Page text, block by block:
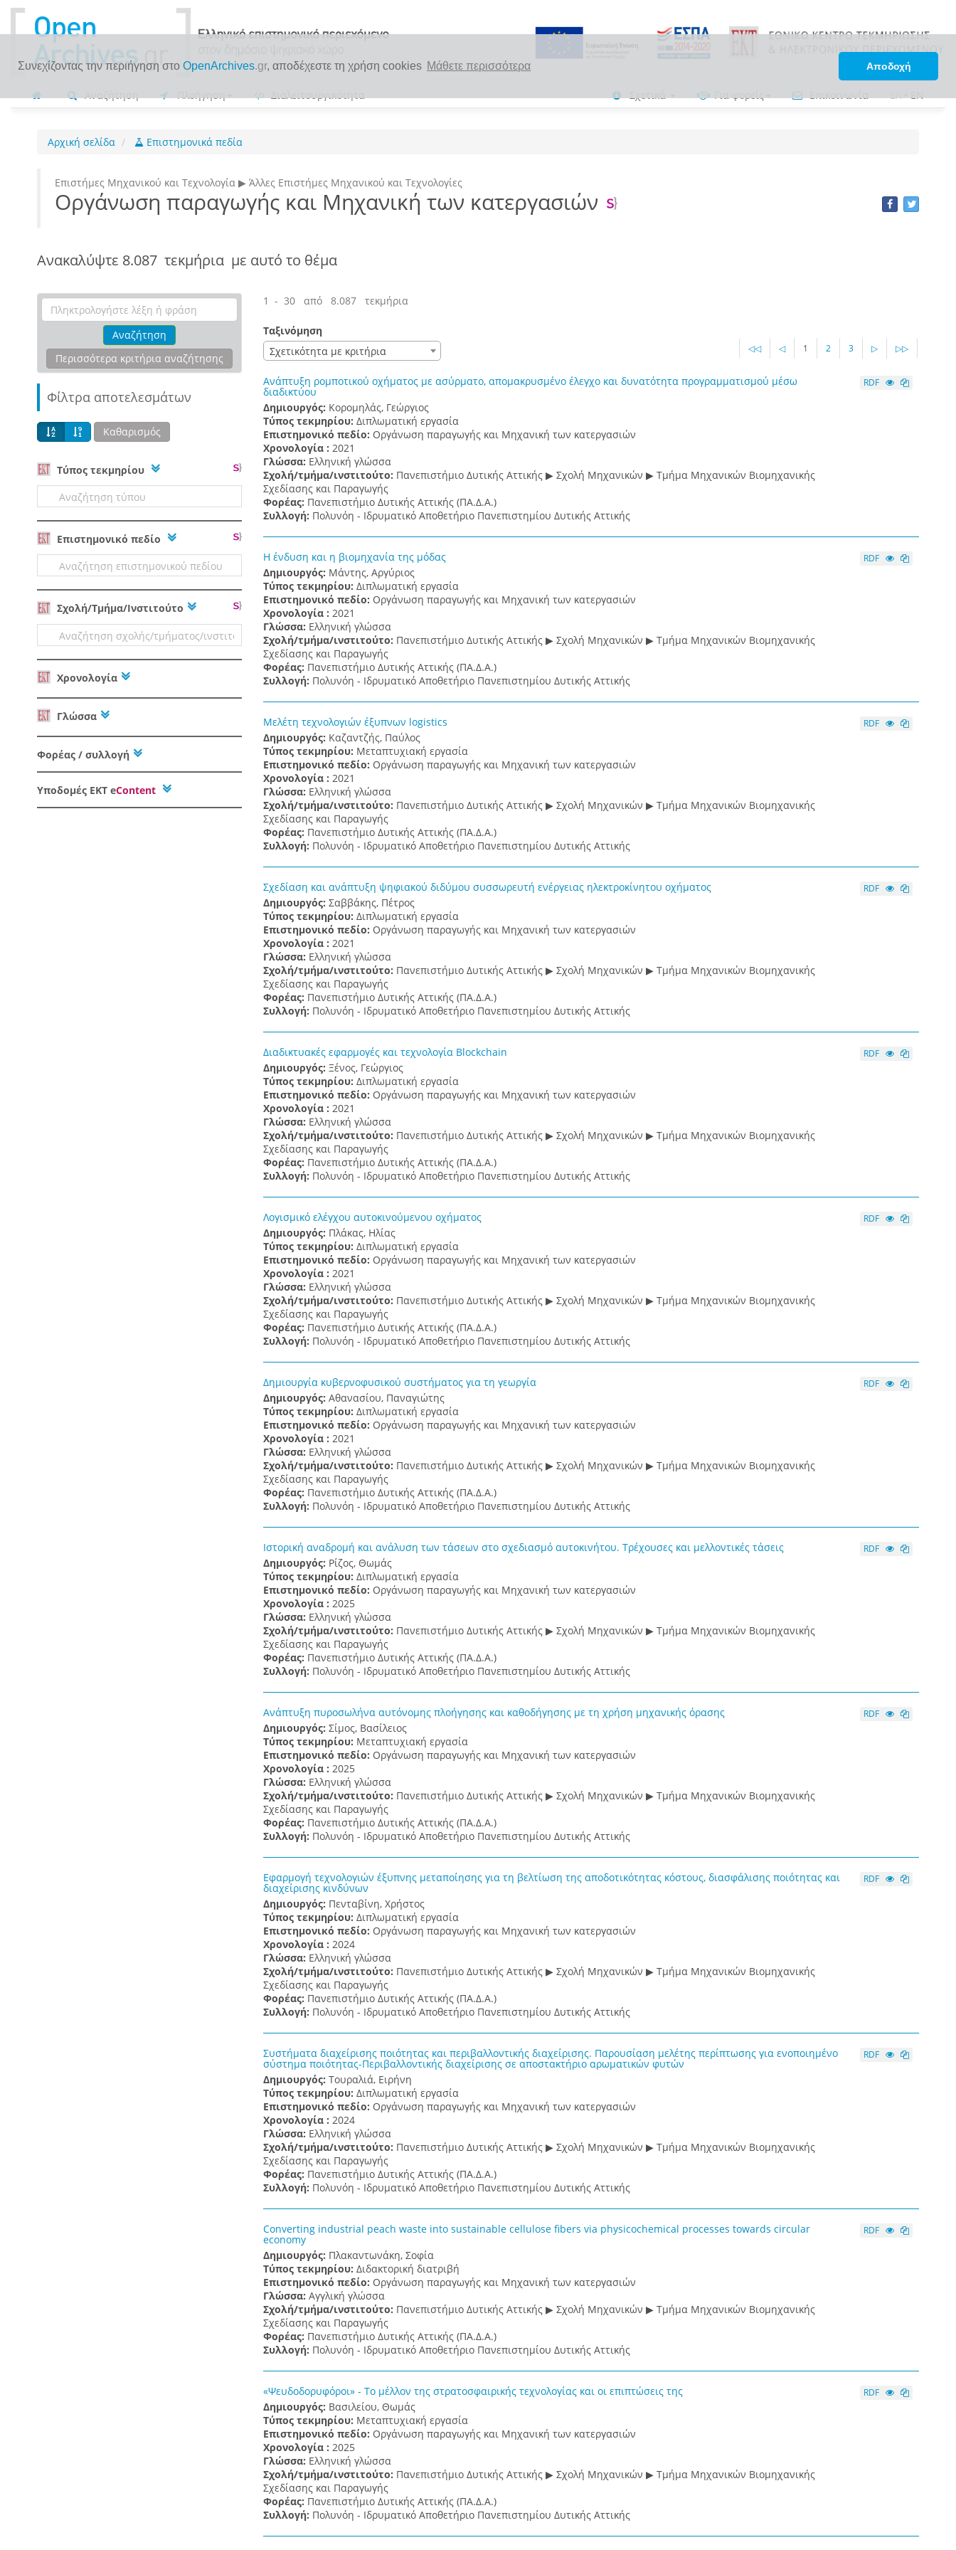
Συνεχίζοντας την περιήγηση στο OpenArchives.gr, αποδέχεστε τη χρήση cookies Μάθετε περισσότερα Αποδοχή
Αναζήτηση Πλοήγηση Διαλειτουργικότητα Σχετικά Για φορείς Επικοινωνία ΕΛ•EN
Αρχική σελίδα Επιστημονικά πεδία
Επιστήμες Μηχανικού και Τεχνολογία ▶ Άλλες Επιστήμες Μηχανικού και Τεχνολογίες
Οργάνωση παραγωγής και Μηχανική των κατεργασιών
Ανακαλύψτε 8.087 τεκμήρια με αυτό το θέμα
Αναζήτηση
Περισσότερα κριτήρια αναζήτησης
Φίλτρα αποτελεσμάτων
Καθαρισμός
Tύπος τεκμηρίου
Επιστημονικό πεδίο
Σχολή/Τμήμα/Ινστιτούτο
Χρονολογία
Γλώσσα
Φορέας / συλλογή
Υποδομές ΕΚΤ eContent
1 - 30 από 8.087 τεκμήρια
Ταξινόμηση
Σχετικότητα με κριτήρια
◁◁ ◁ 1 2 3 ▷ ▷▷
Ανάπτυξη ρομποτικού οχήματος με ασύρματο, απομακρυσμένο έλεγχο και δυνατότητα προγραμματισμού μέσω
διαδικτύου
Δημιουργός: Κορομηλάς, Γεώργιος
Τύπος τεκμηρίου: Διπλωματική εργασία
Επιστημονικό πεδίο: Οργάνωση παραγωγής και Μηχανική των κατεργασιών
Χρονολογία : 2021
Γλώσσα: Ελληνική γλώσσα
Σχολή/τμήμα/ινστιτούτο: Πανεπιστήμιο Δυτικής Αττικής ▶ Σχολή Μηχανικών ▶ Τμήμα Μηχανικών Βιομηχανικής
Σχεδίασης και Παραγωγής
Φορέας: Πανεπιστήμιο Δυτικής Αττικής (ΠΑ.Δ.Α.)
Συλλογή: Πολυνόη - Ιδρυματικό Αποθετήριο Πανεπιστημίου Δυτικής Αττικής
RDF
Η ένδυση και η βιομηχανία της μόδας
Δημιουργός: Μάντης, Αργύριος
Τύπος τεκμηρίου: Διπλωματική εργασία
Επιστημονικό πεδίο: Οργάνωση παραγωγής και Μηχανική των κατεργασιών
Χρονολογία : 2021
Γλώσσα: Ελληνική γλώσσα
Σχολή/τμήμα/ινστιτούτο: Πανεπιστήμιο Δυτικής Αττικής ▶ Σχολή Μηχανικών ▶ Τμήμα Μηχανικών Βιομηχανικής
Σχεδίασης και Παραγωγής
Φορέας: Πανεπιστήμιο Δυτικής Αττικής (ΠΑ.Δ.Α.)
Συλλογή: Πολυνόη - Ιδρυματικό Αποθετήριο Πανεπιστημίου Δυτικής Αττικής
RDF
Μελέτη τεχνολογιών έξυπνων logistics
Δημιουργός: Καζαντζής, Παύλος
Τύπος τεκμηρίου: Μεταπτυχιακή εργασία
Επιστημονικό πεδίο: Οργάνωση παραγωγής και Μηχανική των κατεργασιών
Χρονολογία : 2021
Γλώσσα: Ελληνική γλώσσα
Σχολή/τμήμα/ινστιτούτο: Πανεπιστήμιο Δυτικής Αττικής ▶ Σχολή Μηχανικών ▶ Τμήμα Μηχανικών Βιομηχανικής
Σχεδίασης και Παραγωγής
Φορέας: Πανεπιστήμιο Δυτικής Αττικής (ΠΑ.Δ.Α.)
Συλλογή: Πολυνόη - Ιδρυματικό Αποθετήριο Πανεπιστημίου Δυτικής Αττικής
RDF
Σχεδίαση και ανάπτυξη ψηφιακού διδύμου συσσωρευτή ενέργειας ηλεκτροκίνητου οχήματος
Δημιουργός: Σαββάκης, Πέτρος
Τύπος τεκμηρίου: Διπλωματική εργασία
Επιστημονικό πεδίο: Οργάνωση παραγωγής και Μηχανική των κατεργασιών
Χρονολογία : 2021
Γλώσσα: Ελληνική γλώσσα
Σχολή/τμήμα/ινστιτούτο: Πανεπιστήμιο Δυτικής Αττικής ▶ Σχολή Μηχανικών ▶ Τμήμα Μηχανικών Βιομηχανικής
Σχεδίασης και Παραγωγής
Φορέας: Πανεπιστήμιο Δυτικής Αττικής (ΠΑ.Δ.Α.)
Συλλογή: Πολυνόη - Ιδρυματικό Αποθετήριο Πανεπιστημίου Δυτικής Αττικής
RDF
Διαδικτυακές εφαρμογές και τεχνολογία Blockchain
Δημιουργός: Ξένος, Γεώργιος
Τύπος τεκμηρίου: Διπλωματική εργασία
Επιστημονικό πεδίο: Οργάνωση παραγωγής και Μηχανική των κατεργασιών
Χρονολογία : 2021
Γλώσσα: Ελληνική γλώσσα
Σχολή/τμήμα/ινστιτούτο: Πανεπιστήμιο Δυτικής Αττικής ▶ Σχολή Μηχανικών ▶ Τμήμα Μηχανικών Βιομηχανικής
Σχεδίασης και Παραγωγής
Φορέας: Πανεπιστήμιο Δυτικής Αττικής (ΠΑ.Δ.Α.)
Συλλογή: Πολυνόη - Ιδρυματικό Αποθετήριο Πανεπιστημίου Δυτικής Αττικής
RDF
Λογισμικό ελέγχου αυτοκινούμενου οχήματος
Δημιουργός: Πλάκας, Ηλίας
Τύπος τεκμηρίου: Διπλωματική εργασία
Επιστημονικό πεδίο: Οργάνωση παραγωγής και Μηχανική των κατεργασιών
Χρονολογία : 2021
Γλώσσα: Ελληνική γλώσσα
Σχολή/τμήμα/ινστιτούτο: Πανεπιστήμιο Δυτικής Αττικής ▶ Σχολή Μηχανικών ▶ Τμήμα Μηχανικών Βιομηχανικής
Σχεδίασης και Παραγωγής
Φορέας: Πανεπιστήμιο Δυτικής Αττικής (ΠΑ.Δ.Α.)
Συλλογή: Πολυνόη - Ιδρυματικό Αποθετήριο Πανεπιστημίου Δυτικής Αττικής
RDF
Δημιουργία κυβερνοφυσικού συστήματος για τη γεωργία
Δημιουργός: Αθανασίου, Παναγιώτης
Τύπος τεκμηρίου: Διπλωματική εργασία
Επιστημονικό πεδίο: Οργάνωση παραγωγής και Μηχανική των κατεργασιών
Χρονολογία : 2021
Γλώσσα: Ελληνική γλώσσα
Σχολή/τμήμα/ινστιτούτο: Πανεπιστήμιο Δυτικής Αττικής ▶ Σχολή Μηχανικών ▶ Τμήμα Μηχανικών Βιομηχανικής
Σχεδίασης και Παραγωγής
Φορέας: Πανεπιστήμιο Δυτικής Αττικής (ΠΑ.Δ.Α.)
Συλλογή: Πολυνόη - Ιδρυματικό Αποθετήριο Πανεπιστημίου Δυτικής Αττικής
RDF
Ιστορική αναδρομή και ανάλυση των τάσεων στο σχεδιασμό αυτοκινήτου. Τρέχουσες και μελλοντικές τάσεις
Δημιουργός: Ρίζος, Θωμάς
Τύπος τεκμηρίου: Διπλωματική εργασία
Επιστημονικό πεδίο: Οργάνωση παραγωγής και Μηχανική των κατεργασιών
Χρονολογία : 2025
Γλώσσα: Ελληνική γλώσσα
Σχολή/τμήμα/ινστιτούτο: Πανεπιστήμιο Δυτικής Αττικής ▶ Σχολή Μηχανικών ▶ Τμήμα Μηχανικών Βιομηχανικής
Σχεδίασης και Παραγωγής
Φορέας: Πανεπιστήμιο Δυτικής Αττικής (ΠΑ.Δ.Α.)
Συλλογή: Πολυνόη - Ιδρυματικό Αποθετήριο Πανεπιστημίου Δυτικής Αττικής
RDF
Ανάπτυξη πυροσωλήνα αυτόνομης πλοήγησης και καθοδήγησης με τη χρήση μηχανικής όρασης
Δημιουργός: Σίμος, Βασίλειος
Τύπος τεκμηρίου: Μεταπτυχιακή εργασία
Επιστημονικό πεδίο: Οργάνωση παραγωγής και Μηχανική των κατεργασιών
Χρονολογία : 2025
Γλώσσα: Ελληνική γλώσσα
Σχολή/τμήμα/ινστιτούτο: Πανεπιστήμιο Δυτικής Αττικής ▶ Σχολή Μηχανικών ▶ Τμήμα Μηχανικών Βιομηχανικής
Σχεδίασης και Παραγωγής
Φορέας: Πανεπιστήμιο Δυτικής Αττικής (ΠΑ.Δ.Α.)
Συλλογή: Πολυνόη - Ιδρυματικό Αποθετήριο Πανεπιστημίου Δυτικής Αττικής
RDF
Εφαρμογή τεχνολογιών έξυπνης μεταποίησης για τη βελτίωση της αποδοτικότητας κόστους, διασφάλισης ποιότητας και
διαχείρισης κινδύνων
Δημιουργός: Πενταβίνη, Χρήστος
Τύπος τεκμηρίου: Διπλωματική εργασία
Επιστημονικό πεδίο: Οργάνωση παραγωγής και Μηχανική των κατεργασιών
Χρονολογία : 2024
Γλώσσα: Ελληνική γλώσσα
Σχολή/τμήμα/ινστιτούτο: Πανεπιστήμιο Δυτικής Αττικής ▶ Σχολή Μηχανικών ▶ Τμήμα Μηχανικών Βιομηχανικής
Σχεδίασης και Παραγωγής
Φορέας: Πανεπιστήμιο Δυτικής Αττικής (ΠΑ.Δ.Α.)
Συλλογή: Πολυνόη - Ιδρυματικό Αποθετήριο Πανεπιστημίου Δυτικής Αττικής
RDF
Συστήματα διαχείρισης ποιότητας και περιβαλλοντικής διαχείρισης. Παρουσίαση μελέτης περίπτωσης για ενοποιημένο
σύστημα ποιότητας-Περιβαλλοντικής διαχείρισης σε αποστακτήριο αρωματικών φυτών
Δημιουργός: Τουραλιά, Ειρήνη
Τύπος τεκμηρίου: Διπλωματική εργασία
Επιστημονικό πεδίο: Οργάνωση παραγωγής και Μηχανική των κατεργασιών
Χρονολογία : 2024
Γλώσσα: Ελληνική γλώσσα
Σχολή/τμήμα/ινστιτούτο: Πανεπιστήμιο Δυτικής Αττικής ▶ Σχολή Μηχανικών ▶ Τμήμα Μηχανικών Βιομηχανικής
Σχεδίασης και Παραγωγής
Φορέας: Πανεπιστήμιο Δυτικής Αττικής (ΠΑ.Δ.Α.)
Συλλογή: Πολυνόη - Ιδρυματικό Αποθετήριο Πανεπιστημίου Δυτικής Αττικής
RDF
Converting industrial peach waste into sustainable cellulose fibers via physicochemical processes towards circular
economy
Δημιουργός: Πλακαντωνάκη, Σοφία
Τύπος τεκμηρίου: Διδακτορική διατριβή
Επιστημονικό πεδίο: Οργάνωση παραγωγής και Μηχανική των κατεργασιών
Γλώσσα: Αγγλική γλώσσα
Σχολή/τμήμα/ινστιτούτο: Πανεπιστήμιο Δυτικής Αττικής ▶ Σχολή Μηχανικών ▶ Τμήμα Μηχανικών Βιομηχανικής
Σχεδίασης και Παραγωγής
Φορέας: Πανεπιστήμιο Δυτικής Αττικής (ΠΑ.Δ.Α.)
Συλλογή: Πολυνόη - Ιδρυματικό Αποθετήριο Πανεπιστημίου Δυτικής Αττικής
RDF
«Ψευδοδορυφόροι» - Το μέλλον της στρατοσφαιρικής τεχνολογίας και οι επιπτώσεις της
Δημιουργός: Βασιλείου, Θωμάς
Τύπος τεκμηρίου: Μεταπτυχιακή εργασία
Επιστημονικό πεδίο: Οργάνωση παραγωγής και Μηχανική των κατεργασιών
Χρονολογία : 2025
Γλώσσα: Ελληνική γλώσσα
Σχολή/τμήμα/ινστιτούτο: Πανεπιστήμιο Δυτικής Αττικής ▶ Σχολή Μηχανικών ▶ Τμήμα Μηχανικών Βιομηχανικής
Σχεδίασης και Παραγωγής
Φορέας: Πανεπιστήμιο Δυτικής Αττικής (ΠΑ.Δ.Α.)
Συλλογή: Πολυνόη - Ιδρυματικό Αποθετήριο Πανεπιστημίου Δυτικής Αττικής
RDF